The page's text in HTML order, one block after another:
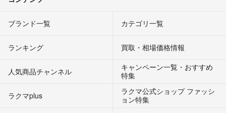
ブランド一覧 カテゴリ一覧
ランキング 買取・相場価格情報
人気商品チャンネル
キャンペーン一覧・おすすめ
特集
ラクマplus
ラクマ公式ショップ ファッシ
ョン特集